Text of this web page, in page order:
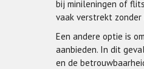
bij minileningen of
vaak verstrekt
Een andere optie is
aanbieden. In dit
en de